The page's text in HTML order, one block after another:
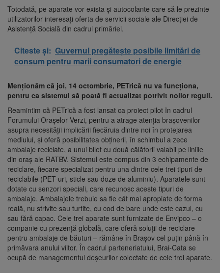
Totodată, pe aparate vor exista și autocolante care să le prezinte
utilizatorilor interesați oferta de servicii sociale ale Direcției de
Asistență Socială din cadrul primăriei.
Citeste și: Guvernul pregătește posibile limitări de
consum pentru marii consumatori de energie
Menționăm că joi, 14 octombrie, PETrică nu va funcționa,
pentru ca sistemul să poată fi actualizat potrivit noilor reguli.
Reamintim că PETrică a fost lansat ca proiect pilot în cadrul
Forumului Orașelor Verzi, pentru a atrage atenția brașovenilor
asupra necesității implicării fiecăruia dintre noi în protejarea
mediului, și oferă posibilitatea obținerii, în schimbul a zece
ambalaje reciclate, a unui bilet cu două călătorii valabil pe liniile
din oraș ale RATBV. Sistemul este compus din 3 echipamente de
reciclare, fiecare specializat pentru una dintre cele trei tipuri de
reciclabile (PET-uri, sticle sau doze de aluminiu). Aparatele sunt
dotate cu senzori speciali, care recunosc aceste tipuri de
ambalaje. Ambalajele trebuie sa fie cât mai apropiate de forma
reală, nu strivite sau turtite, cu cod de bare unde este cazul, cu
sau fără capac. Cele trei aparate sunt furnizate de Envipco – o
companie cu prezență globală, care oferă soluții de reciclare
pentru ambalaje de băuturi – rămâne în Brașov cel puțin până în
primăvara anului viitor. În cadrul parteneriatului, Brai-Cata se
ocupă de managementul deșeurilor colectate de cele trei aparate.